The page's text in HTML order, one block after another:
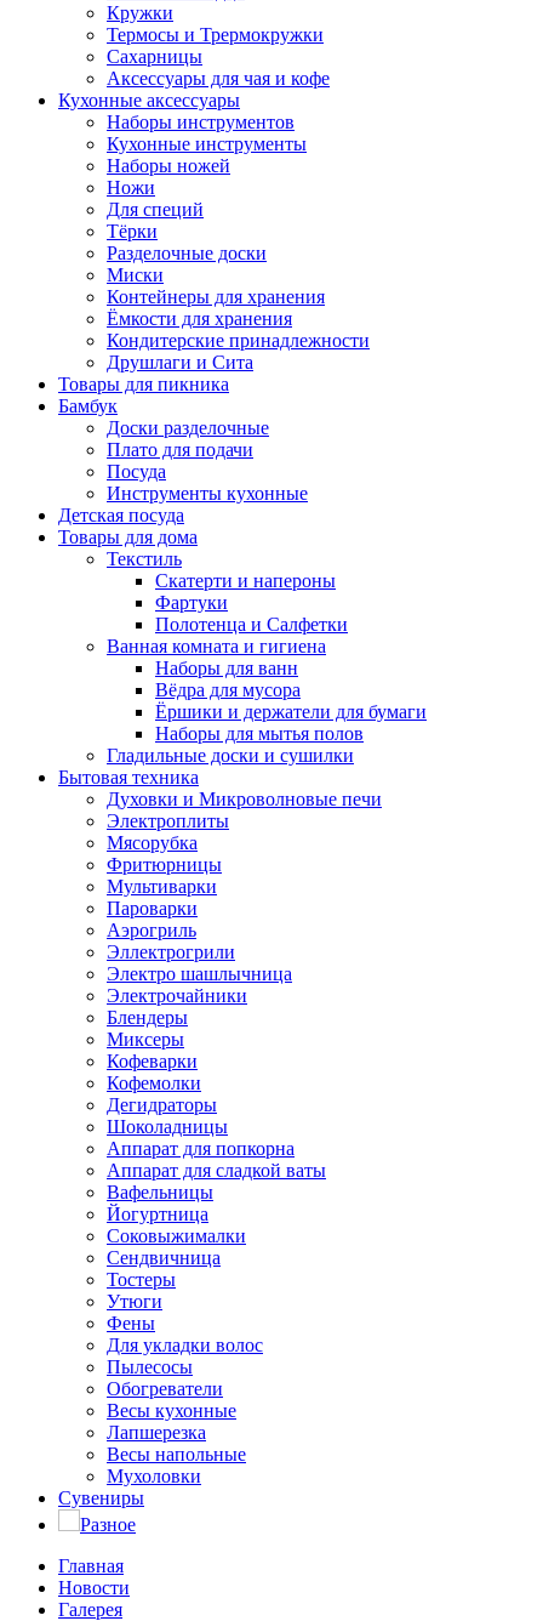
Кружки
Термосы и Трермокружки
Сахарницы
Аксессуары для чая и кофе
Кухонные аксессуары
Наборы инструментов
Кухонные инструменты
Наборы ножей
Ножи
Для специй
Тёрки
Разделочные доски
Миски
Контейнеры для хранения
Ёмкости для хранения
Кондитерские принадлежности
Друшлаги и Сита
Товары для пикника
Бамбук
Доски разделочные
Плато для подачи
Посуда
Инструменты кухонные
Детская посуда
Товары для дома
Текстиль
Скатерти и напероны
Фартуки
Полотенца и Салфетки
Ванная комната и гигиена
Наборы для ванн
Вёдра для мусора
Ёршики и держатели для бумаги
Наборы для мытья полов
Гладильные доски и сушилки
Бытовая техника
Духовки и Микроволновые печи
Электроплиты
Мясорубка
Фритюрницы
Мультиварки
Пароварки
Аэрогриль
Эллектрогрили
Электро шашлычница
Электрочайники
Блендеры
Миксеры
Кофеварки
Кофемолки
Дегидраторы
Шоколадницы
Аппарат для попкорна
Аппарат для сладкой ваты
Вафельницы
Йогуртница
Соковыжималки
Сендвичница
Тостеры
Утюги
Фены
Для укладки волос
Пылесосы
Обогреватели
Весы кухонные
Лапшерезка
Весы напольные
Мухоловки
Сувениры
Разное
Главная
Новости
Галерея